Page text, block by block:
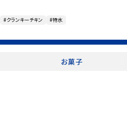
#クランキーチキン #特水
お菓子